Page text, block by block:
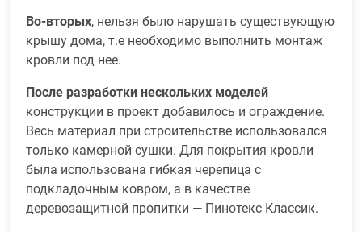
Во-вторых, нельзя было нарушать существующую
крышу дома, т.е необходимо выполнить монтаж
кровли под нее.
После разработки нескольких моделей
конструкции в проект добавилось и ограждение.
Весь материал при строительстве использовался
только камерной сушки. Для покрытия кровли
была использована гибкая черепица с
подкладочным ковром, а в качестве
деревозащитной пропитки — Пинотекс Классик.